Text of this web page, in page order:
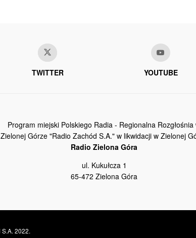
TWITTER YOUTUBE
Program miejski Polskiego Radia - Regionalna Rozgłośnia
Zielonej Górze "Radio Zachód S.A." w likwidacji w Zielonej
Radio Zielona Góra
ul. Kukułcza 1
65-472 Zielona Góra
2022.